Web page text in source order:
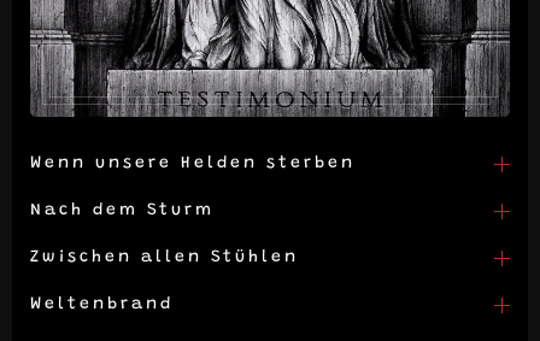
Wenn unsere Helden sterben
Nach dem Sturm
Zwischen allen Stühlen
Weltenbrand